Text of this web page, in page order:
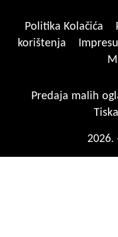
Politika Kolačića
korištenja
Predaja malih
2026.